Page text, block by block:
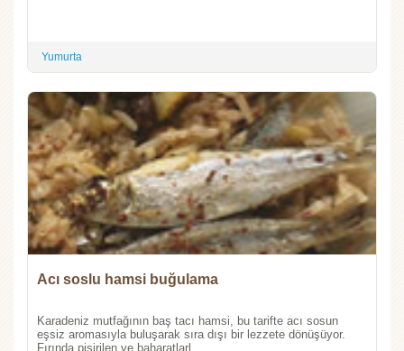
Yumurta
Acı soslu hamsi buğulama
Karadeniz mutfağının baş tacı hamsi, bu tarifte acı sosun
eşsiz aromasıyla buluşarak sıra dışı bir lezzete dönüşüyor.
Fırında pişirilen ve baharatlarl...